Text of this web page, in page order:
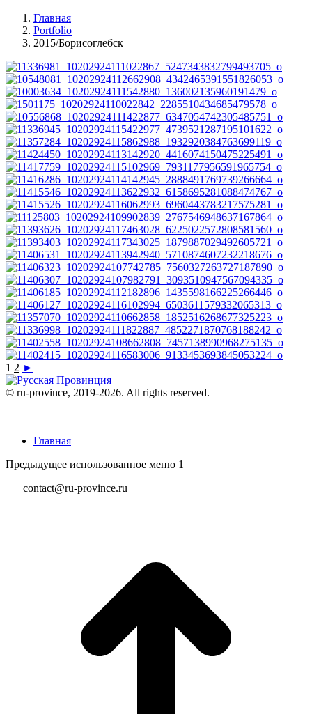
Главная
Portfolio
2015/Борисоглебск
1 2 ►
© ru-province, 2019-2026. All rights reserved.
Главная
Предыдущее использованное меню 1
contact@ru-province.ru